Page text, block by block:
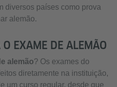
diversos países como prova
alemão.
O EXAME DE ALEMÃO
alemão? Os exames do
diretamente na instituição,
um curso regular, desde que